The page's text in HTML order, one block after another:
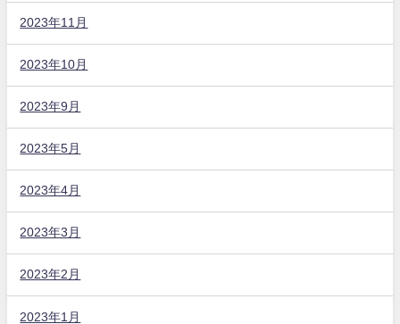
2023年11月
2023年10月
2023年9月
2023年5月
2023年4月
2023年3月
2023年2月
2023年1月